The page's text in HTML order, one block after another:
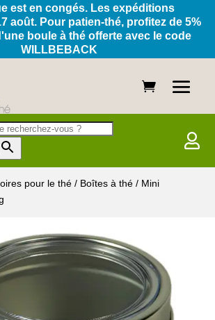
est en congés. Les expéditions
août. Pour patien-thé, profitez de 5%
boule à thé offerte avec le code
WILLBEBACK

pour le thé/ Boîtes à thé/ Mini